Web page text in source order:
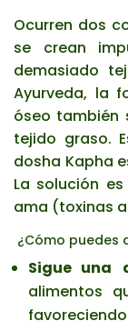
Ocurren dos
se crean
demasiado
Ayurveda, la
óseo también
tejido graso.
dosha Kapha
La solución
ama (toxinas
¿Cómo puedes
Sigue una
alimentos